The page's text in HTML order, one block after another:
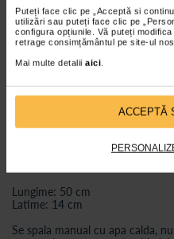
Puteți face clic pe „Acceptă si
utilizări sau puteți face clic pe
configura opțiunile. Vă puteți
retrage consimțământul pe site-ul
Mai multe detalii aici.
ACCEPTĂ
Previne si amelioreaza
Protectie impotriva
Stabilizatoare laterale care
Usor de utilizat.
Durata medie de utilizare: 6
Lungime: 50 cm
Latime: 14 cm
Se spala manual cu apa calda,